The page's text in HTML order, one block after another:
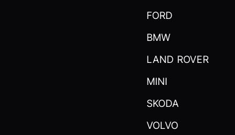
FORD
BMW
LAND ROVER
MINI
SKODA
VOLVO